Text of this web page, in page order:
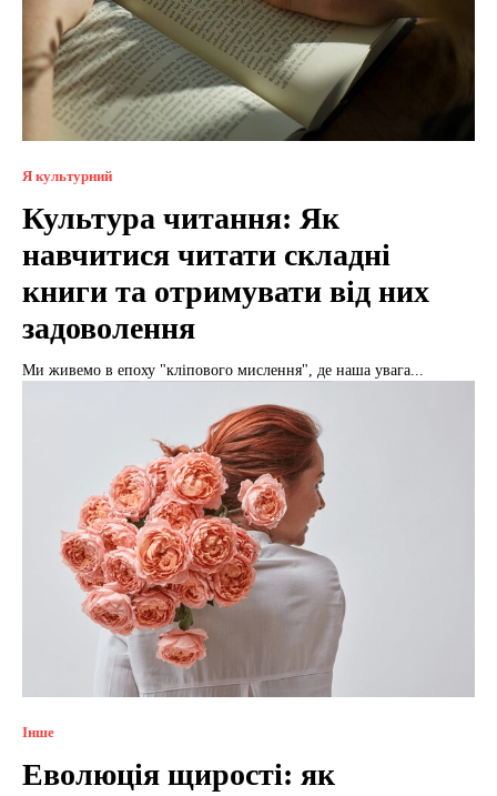
Я культурний
Культура читання: Як
навчитися читати складні
книги та отримувати від них
задоволення
Ми живемо в епоху "кліпового мислення", де наша увага...
Інше
Еволюція щирості: як